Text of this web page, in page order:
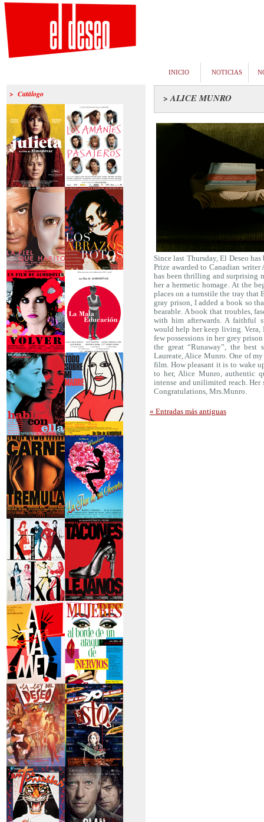
INICIO NOTICIAS
> Catálogo
>Julieta
>Los amantes
pasajeros
>La piel que habito >Los abrazos rotos
>Volver >La mala educación
>Hable con ella
>Todo sobre mi
madre
>Carne trémula
>La flor de mi
secreto
>Kika >Tacones lejanos
>Átame
>Mujeres al borde
de un...
>La ley del deseo
>Qué he hecho yo
para...
> ALICE MUNRO
Since last Thursday, El Deseo
Prize awarded to Canadian
has been thrilling and surprising
her a hermetic homage. At the
places on a turnstile the tray that
gray prison, I added a book so
bearable. A book that troubles,
with him afterwards. A faithful
would help her keep living. Vera,
few possessions in her grey
the great “Runaway”, the
Laureate, Alice Munro. One of
film. How pleasant it is to wake
to her, Alice Munro, authentic
intense and unilimited reach. Her
Congratulations, Mrs.Munro.
« Entradas más antiguas